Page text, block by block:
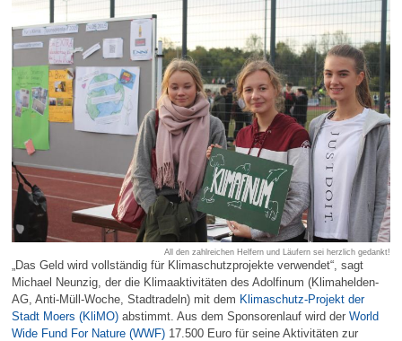
All den zahlreichen Helfern und Läufern sei herzlich gedankt!
„Das Geld wird vollständig für Klimaschutzprojekte verwendet“, sagt
Michael Neunzig, der die Klimaaktivitäten des Adolfinum (Klimahelden-
AG, Anti-Müll-Woche, Stadtradeln) mit dem Klimaschutz-Projekt der
Stadt Moers (KliMO)abstimmt. Aus dem Sponsorenlauf wird der World
Wide Fund For Nature (WWF)17.500 Euro für seine Aktivitäten zur